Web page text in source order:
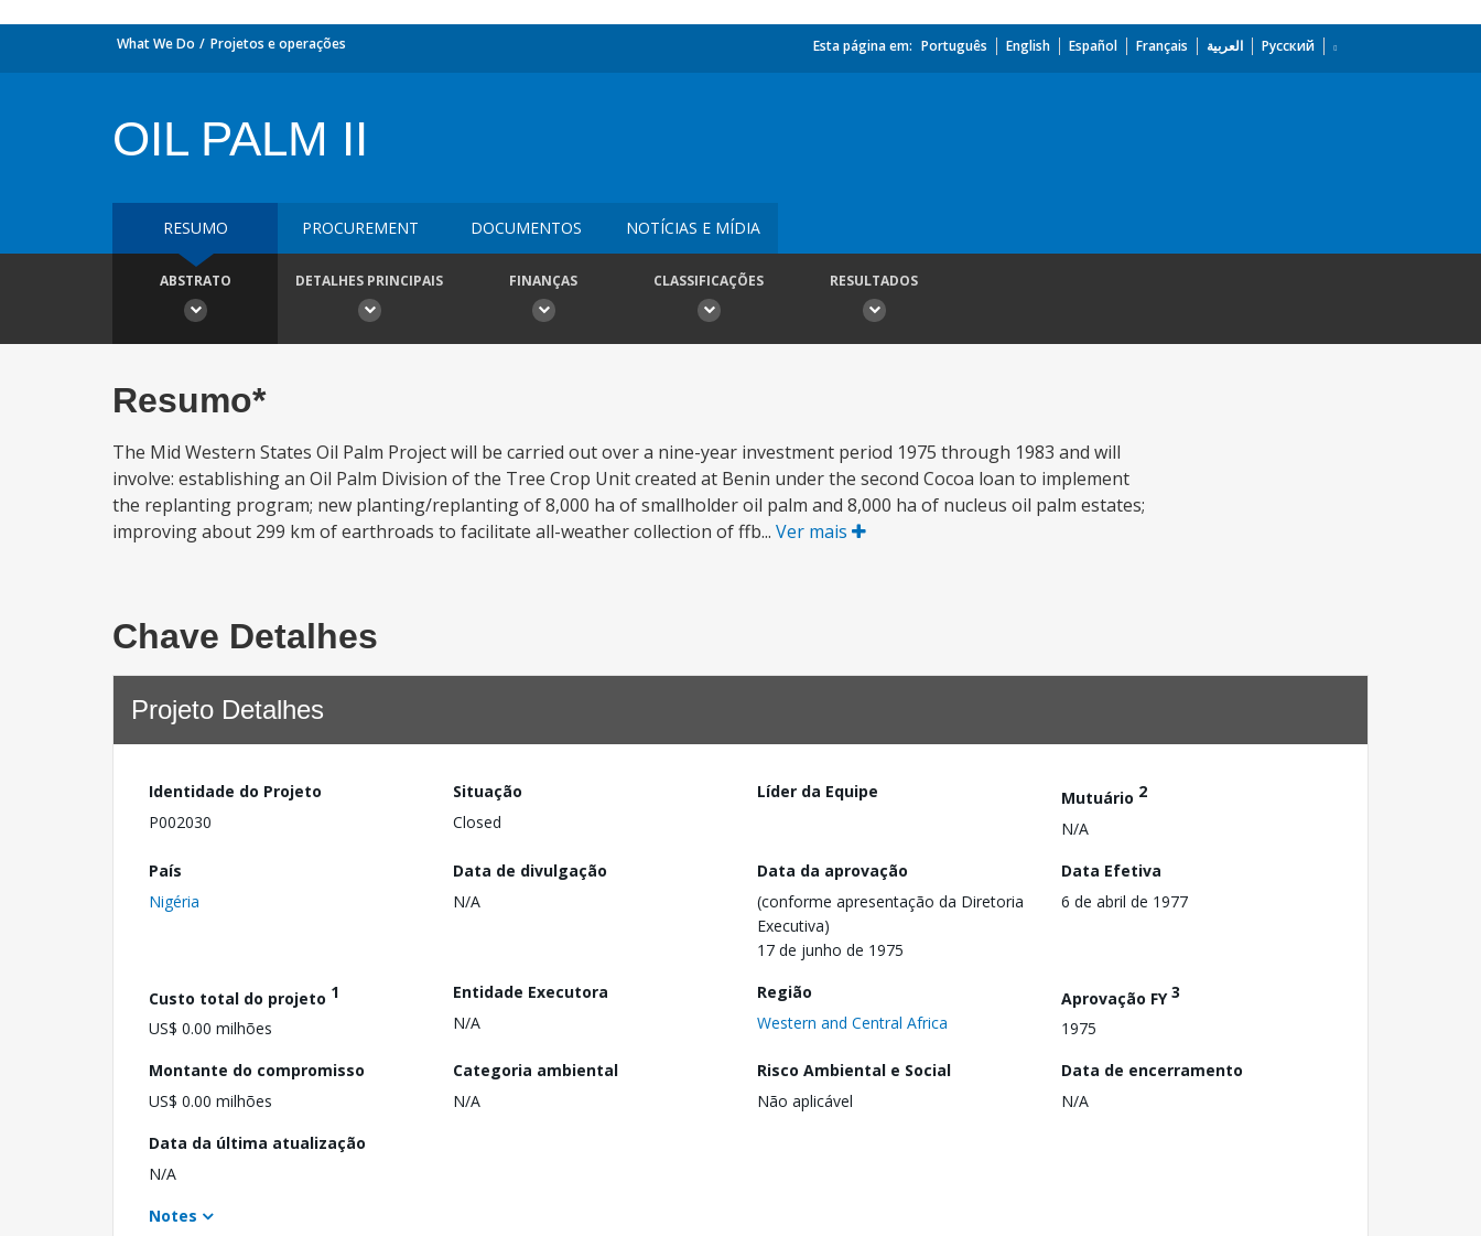
What We Do Projetos e operações Esta página em: Português English Español Français العربية Русский
OIL PALM II
RESUMO PROCUREMENT DOCUMENTOS NOTÍCIAS E MÍDIA
ABSTRATO DETALHES PRINCIPAIS FINANÇAS CLASSIFICAÇÕES RESULTADOS
Resumo*
The Mid Western States Oil Palm Project will be carried out over a nine-year investment period 1975 through 1983 and will
involve: establishing an Oil Palm Division of the Tree Crop Unit created at Benin under the second Cocoa loan to implement
the replanting program; new planting/replanting of 8,000 ha of smallholder oil palm and 8,000 ha of nucleus oil palm estates;
improving about 299 km of earthroads to facilitate all-weather collection of ffb... Ver mais
Chave Detalhes
Projeto Detalhes
Identidade do Projeto
P002030
Situação
Closed
Líder da Equipe Mutuário 2
N/A
País
Nigéria
Data de divulgação
N/A
Data da aprovação
(conforme apresentação da Diretoria
Executiva)
17 de junho de 1975
Data Efetiva
6 de abril de 1977
Custo total do projeto 1
US$ 0.00 milhões
Entidade Executora
N/A
Região
Western and Central Africa
Aprovação FY3
1975
Montante do compromisso
US$ 0.00 milhões
Categoria ambiental
N/A
Risco Ambiental e Social
Não aplicável
Data de encerramento
N/A
Data da última atualização
N/A
Notes